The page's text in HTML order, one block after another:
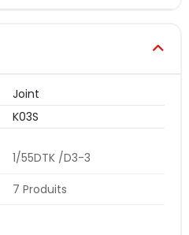
Joint
K03S
1/55DTK /D3-3
7 Produits